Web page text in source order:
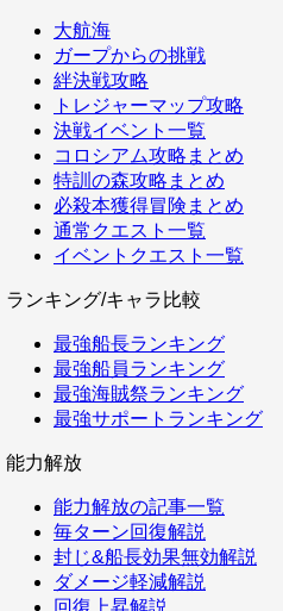
大航海
ガープからの挑戦
絆決戦攻略
トレジャーマップ攻略
決戦イベント一覧
コロシアム攻略まとめ
特訓の森攻略まとめ
必殺本獲得冒険まとめ
通常クエスト一覧
イベントクエスト一覧
ランキング/キャラ比較
最強船長ランキング
最強船員ランキング
最強海賊祭ランキング
最強サポートランキング
能力解放
能力解放の記事一覧
毎ターン回復解説
封じ&船長効果無効解説
ダメージ軽減解説
回復上昇解説